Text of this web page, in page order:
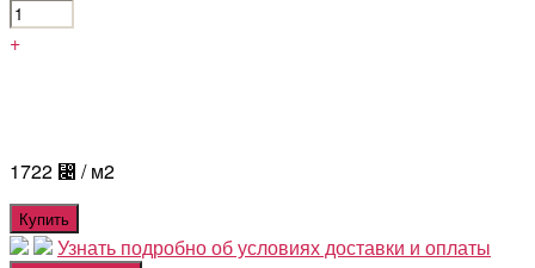
+
1722 ⃄ / м2
Купить
Узнать подробно об условиях доставки и оплаты